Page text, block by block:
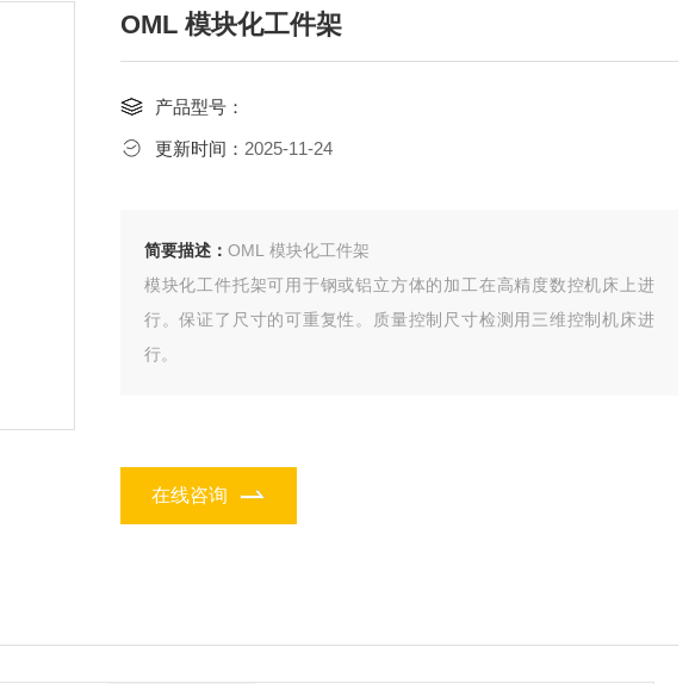
OML 模块化工件架
产品型号：
更新时间： 2025-11-24
简要描述：
OML 模块化工件架
模块化工件托架可用于钢或铝立方体的加工在高精度数控机床上进
行。保证了尺寸的可重复性。质量控制尺寸检测用三维控制机床进
行。
在线咨询